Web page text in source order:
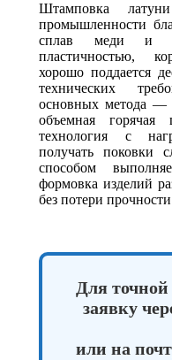
Штамповка
промышленности
сплав меди и
пластичностью,
хорошо поддается
технических
основных метода —
объемная горячая
технология с
получать поковки
способом
формовка изделий
без потери
Для
заявку
или на